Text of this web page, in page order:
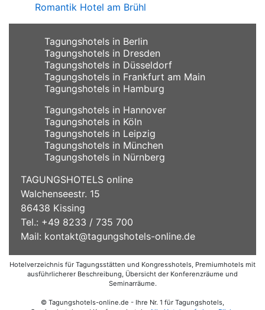
Romantik Hotel am Brühl
Tagungshotels in Berlin
Tagungshotels in Dresden
Tagungshotels in Düsseldorf
Tagungshotels in Frankfurt am Main
Tagungshotels in Hamburg
Tagungshotels in Hannover
Tagungshotels in Köln
Tagungshotels in Leipzig
Tagungshotels in München
Tagungshotels in Nürnberg
TAGUNGSHOTELS online
Walchenseestr. 15
86438 Kissing
Tel.: +49 8233 / 735 700
Mail: kontakt@tagungshotels-online.de
Hotelverzeichnis für Tagungsstätten und Kongresshotels, Premiumhotels mit
ausführlicherer Beschreibung, Übersicht der Konferenzräume und
Seminarräume.
© Tagungshotels-online.de - Ihre Nr. 1 für Tagungshotels,